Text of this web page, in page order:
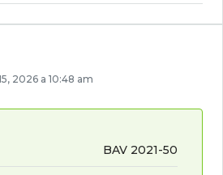
2026 a 10:48 am
BAV 2021-50